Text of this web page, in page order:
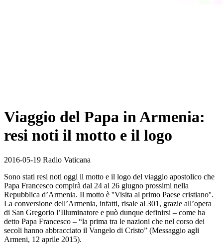
Viaggio del Papa in Armenia:
resi noti il motto e il logo
2016-05-19 Radio Vaticana
Sono stati resi noti oggi il motto e il logo del viaggio apostolico che
Papa Francesco compirà dal 24 al 26 giugno prossimi nella
Repubblica d’Armenia. Il motto è ''Visita al primo Paese cristiano''.
La conversione dell’Armenia, infatti, risale al 301, grazie all’opera
di San Gregorio l’Illuminatore e può dunque definirsi – come ha
detto Papa Francesco – “la prima tra le nazioni che nel corso dei
secoli hanno abbracciato il Vangelo di Cristo” (Messaggio agli
Armeni, 12 aprile 2015).